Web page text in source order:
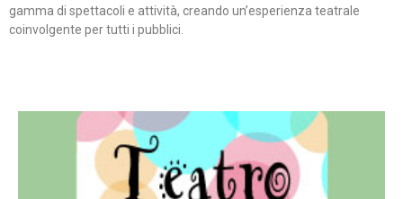
gamma di spettacoli e attività, creando un’esperienza teatrale
coinvolgente per tutti i pubblici.
Continua